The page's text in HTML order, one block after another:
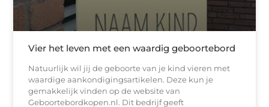
Vier het leven met een waardig geboortebord
Natuurlijk wil jij de geboorte van je kind vieren met
waardige aankondigingsartikelen. Deze kun je
gemakkelijk vinden op de website van
Geboortebordkopen.nl. Dit bedrijf geeft